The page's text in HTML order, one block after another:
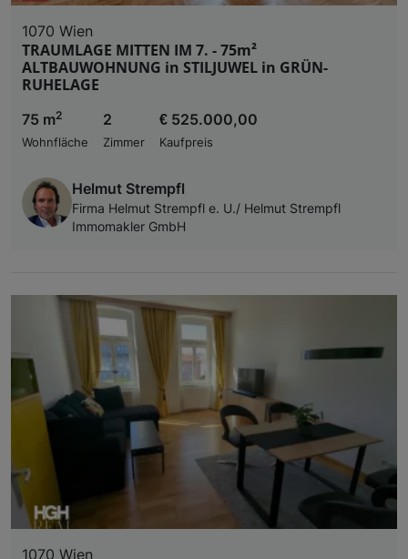
1070 Wien
TRAUMLAGE MITTEN IM 7. - 75m²
ALTBAUWOHNUNG in STILJUWEL in GRÜN-
RUHELAGE
75 m2
Wohnfläche
2
Zimmer
€ 525.000,00
Kaufpreis
Helmut Strempfl
Firma Helmut Strempfl e. U./ Helmut Strempfl
Immomakler GmbH
1070 Wien